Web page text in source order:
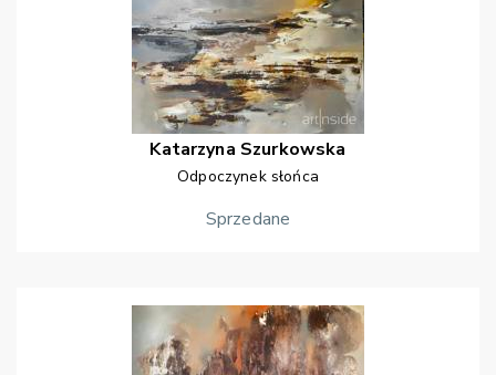
Katarzyna Szurkowska
Odpoczynek słońca
Sprzedane